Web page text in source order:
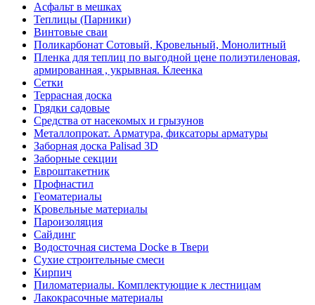
Асфальт в мешках
Теплицы (Парники)
Винтовые сваи
Поликарбонат Сотовый, Кровельный, Монолитный
Пленка для теплиц по выгодной цене полиэтиленовая,
армированная , укрывная. Клеенка
Сетки
Террасная доска
Грядки садовые
Средства от насекомых и грызунов
Металлопрокат. Арматура, фиксаторы арматуры
Заборная доска Palisad 3D
Заборные секции
Евроштакетник
Профнастил
Геоматериалы
Кровельные материалы
Пароизоляция
Сайдинг
Водосточная система Docke в Твери
Сухие строительные смеси
Кирпич
Пиломатериалы. Комплектующие к лестницам
Лакокрасочные материалы